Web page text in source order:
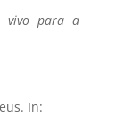
vivo para a
In: